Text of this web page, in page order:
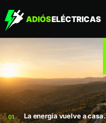
01 La energía vuelve a casa.